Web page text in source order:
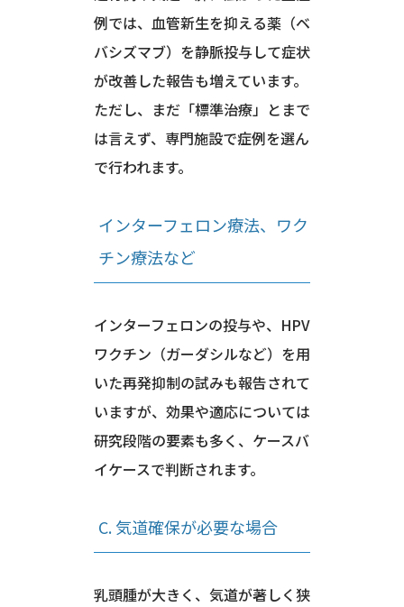
例では、血管新生を抑える薬（ベ
バシズマブ）を静脈投与して症状
が改善した報告も増えています。
ただし、まだ「標準治療」とまで
は言えず、専門施設で症例を選ん
で行われます。
インターフェロン療法、ワク
チン療法など
インターフェロンの投与や、HPV
ワクチン（ガーダシルなど）を用
いた再発抑制の試みも報告されて
いますが、効果や適応については
研究段階の要素も多く、ケースバ
イケースで判断されます。
C. 気道確保が必要な場合
乳頭腫が大きく、気道が著しく狭